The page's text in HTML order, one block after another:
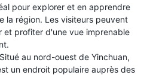
pour explorer et en apprendre
la région. Les visiteurs peuvent
et profiter d'une vue imprenable
Situé au nord-ouest de Yinchuan,
un endroit populaire auprès des